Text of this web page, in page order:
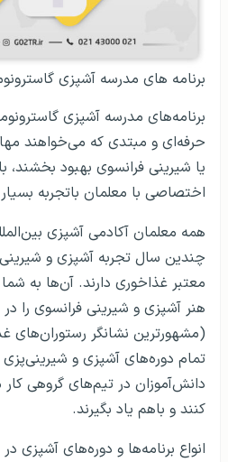
برنامه های مدرسه آشپزی
برنامه‌های مدرسه آشپزی
حرفه‌ای و مبتدی که می‌خواهند
یا شیرینی فرانسوی بهبود بخشند،
اختصاصی با معلمان باتجربه
همه معلمان آکادمی آشپزی
چندین سال تجربه آشپزی و
معتبر غذاخوری دارند. آن‌ها به
هنر آشپزی و شیرینی فرانسوی را
(مشهورترین نشانگر رستوران‌های
تمام دوره‌های آشپزی و
دانش‌آموزان در تیم‌های گروهی
کنند و باهم یاد بگیرند.
انواع برنامه‌ها و دوره‌های آشپزی